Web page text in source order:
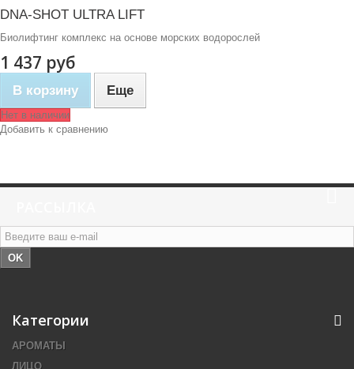
DNA-SHOT ULTRA LIFT
Биолифтинг комплекс на основе морских водорослей
1 437 руб
В корзину Еще
Нет в наличии
Добавить к сравнению
OK
Категории
АРОМАТЫ
ЛИЦО